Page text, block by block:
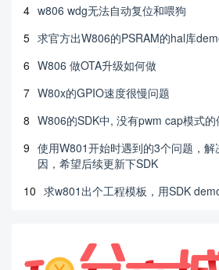
4 w806 wdg无法自动复位和喂狗
5 求官方出W806的PSRAM的hal库
6 W806 做OTA升级如何做
7 W80x的GPIO速度很慢问题
8 W806的SDK中, 没有pwm cap模式的
9 使用W801开始时遇到的3个问题，
因，希望后续更新下SDK
10 求w801出个工程模板，用SDK